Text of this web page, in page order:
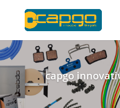
capgo